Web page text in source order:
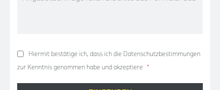
Hiermit bestätige ich, dass ich die Datenschutzbestimmungen
zur Kenntnis genommen habe und akzeptiere *